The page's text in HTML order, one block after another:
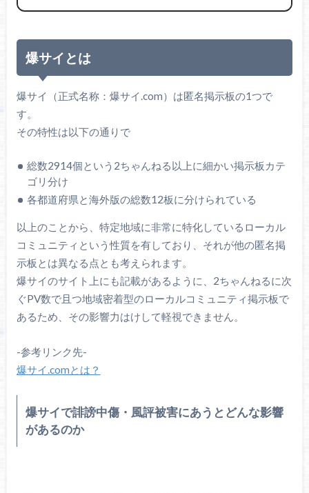
爆サイとは
爆サイ（正式名称：爆サイ.com）は匿名掲示板の1つで
す。
その特性は以下の通りで
総数2914個という2ちゃんねる以上に細かい掲示板カテ
ゴリ分け
各都道府県と海外版の総数12板に分けられている
以上のことから、特定地域に非常に特化しているローカル
コミュニティという性質を有しており、それが他の匿名掲
示板とは異なる点とも考えられます。
爆サイのサイト上にも記載があるように、2ちゃんねるに次
ぐPV数で且つ地域密着型のローカルコミュニティ掲示板で
あるため、その影響力はけして軽視できません。
-参考リンク先-
爆サイ.comとは？
爆サイで誹謗中傷・風評被害にあうとどんな影響
があるのか